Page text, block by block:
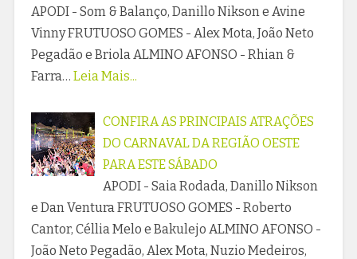
APODI - Som & Balanço, Danillo Nikson e Avine
Vinny FRUTUOSO GOMES - Alex Mota, João Neto
Pegadão e Briola ALMINO AFONSO - Rhian &
Farra… Leia Mais...
CONFIRA AS PRINCIPAIS ATRAÇÕES
DO CARNAVAL DA REGIÃO OESTE
PARA ESTE SÁBADO
APODI - Saia Rodada, Danillo Nikson
e Dan Ventura FRUTUOSO GOMES - Roberto
Cantor, Céllia Melo e Bakulejo ALMINO AFONSO -
João Neto Pegadão, Alex Mota, Nuzio Medeiros,